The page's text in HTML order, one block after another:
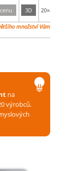
3D 20×8
množství Vám
na
výrobců.